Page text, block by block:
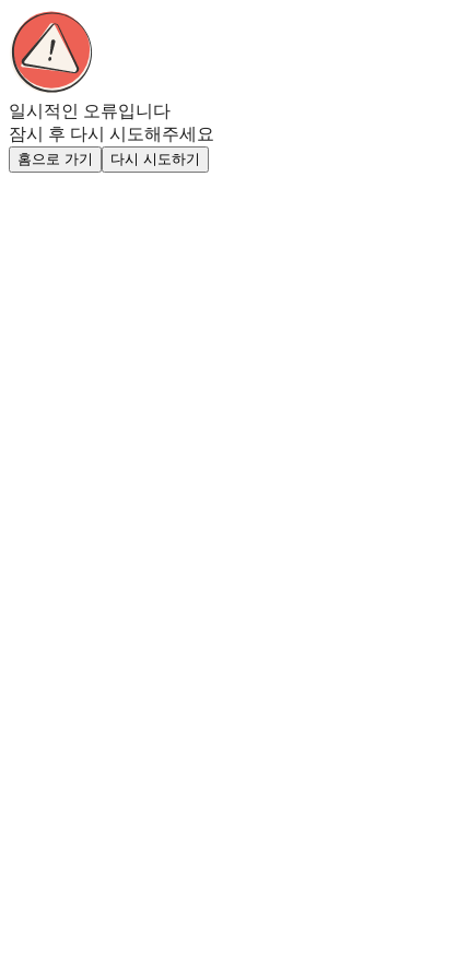
일시적인 오류입니다
잠시 후 다시 시도해주세요
홈으로 가기 다시 시도하기